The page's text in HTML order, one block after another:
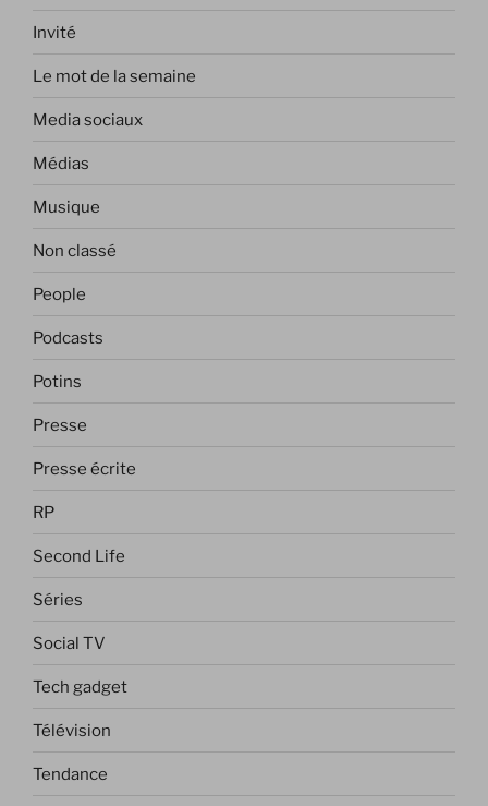
Invité
Le mot de la semaine
Media sociaux
Médias
Musique
Non classé
People
Podcasts
Potins
Presse
Presse écrite
RP
Second Life
Séries
Social TV
Tech gadget
Télévision
Tendance